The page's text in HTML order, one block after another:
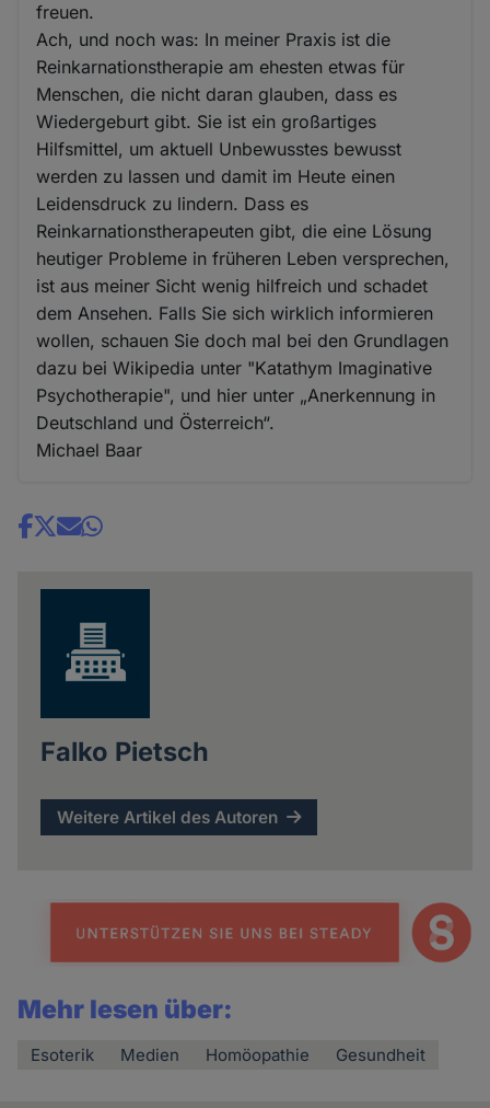
freuen.
Ach, und noch was: In meiner Praxis ist die
Reinkarnationstherapie am ehesten etwas für
Menschen, die nicht daran glauben, dass es
Wiedergeburt gibt. Sie ist ein großartiges
Hilfsmittel, um aktuell Unbewusstes bewusst
werden zu lassen und damit im Heute einen
Leidensdruck zu lindern. Dass es
Reinkarnationstherapeuten gibt, die eine Lösung
heutiger Probleme in früheren Leben versprechen,
ist aus meiner Sicht wenig hilfreich und schadet
dem Ansehen. Falls Sie sich wirklich informieren
wollen, schauen Sie doch mal bei den Grundlagen
dazu bei Wikipedia unter "Katathym Imaginative
Psychotherapie", und hier unter „Anerkennung in
Deutschland und Österreich“.
Michael Baar
Share
Falko Pietsch
Weitere Artikel des Autoren
Mehr lesen über:
Esoterik Medien Homöopathie Gesundheit